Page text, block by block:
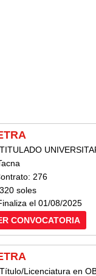
276
soles
el 01/08/2025
CONVOCATORIA
Licenciatura en